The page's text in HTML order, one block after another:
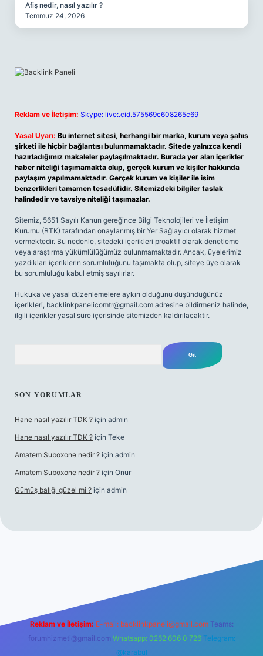
Afiş nedir, nasıl yazılır ?
Temmuz 24, 2026
Reklam ve İletişim: Skype: live:.cid.575569c608265c69
Yasal Uyarı: Bu internet sitesi, herhangi bir marka, kurum veya şahıs
şirketi ile hiçbir bağlantısı bulunmamaktadır. Sitede yalnızca kendi
hazırladığımız makaleler paylaşılmaktadır. Burada yer alan içerikler
haber niteliği taşımamakta olup, gerçek kurum ve kişiler hakkında
paylaşım yapılmamaktadır. Gerçek kurum ve kişiler ile isim
benzerlikleri tamamen tesadüfidir. Sitemizdeki bilgiler taslak
halindedir ve tavsiye niteliği taşımazlar.
Sitemiz, 5651 Sayılı Kanun gereğince Bilgi Teknolojileri ve İletişim
Kurumu (BTK) tarafından onaylanmış bir Yer Sağlayıcı olarak hizmet
vermektedir. Bu nedenle, sitedeki içerikleri proaktif olarak denetleme
veya araştırma yükümlülüğümüz bulunmamaktadır. Ancak, üyelerimiz
yazdıkları içeriklerin sorumluluğunu taşımakta olup, siteye üye olarak
bu sorumluluğu kabul etmiş sayılırlar.
Hukuka ve yasal düzenlemelere aykırı olduğunu düşündüğünüz
içerikleri, backlinkpanelicomtr@gmail.com adresine bildirmeniz halinde,
ilgili içerikler yasal süre içerisinde sitemizden kaldırılacaktır.
SON YORUMLAR
Hane nasıl yazılır TDK ? için admin
Hane nasıl yazılır TDK ? için Teke
Amatem Suboxone nedir ? için admin
Amatem Suboxone nedir ? için Onur
Gümüş balığı güzel mi ? için admin
Reklam ve İletişim: E-mail: backlinkpaneli@gmail.com Teams:
forumhizmeti@gmail.com Whatsapp: 0262 606 0 726 Telegram:
@karabul